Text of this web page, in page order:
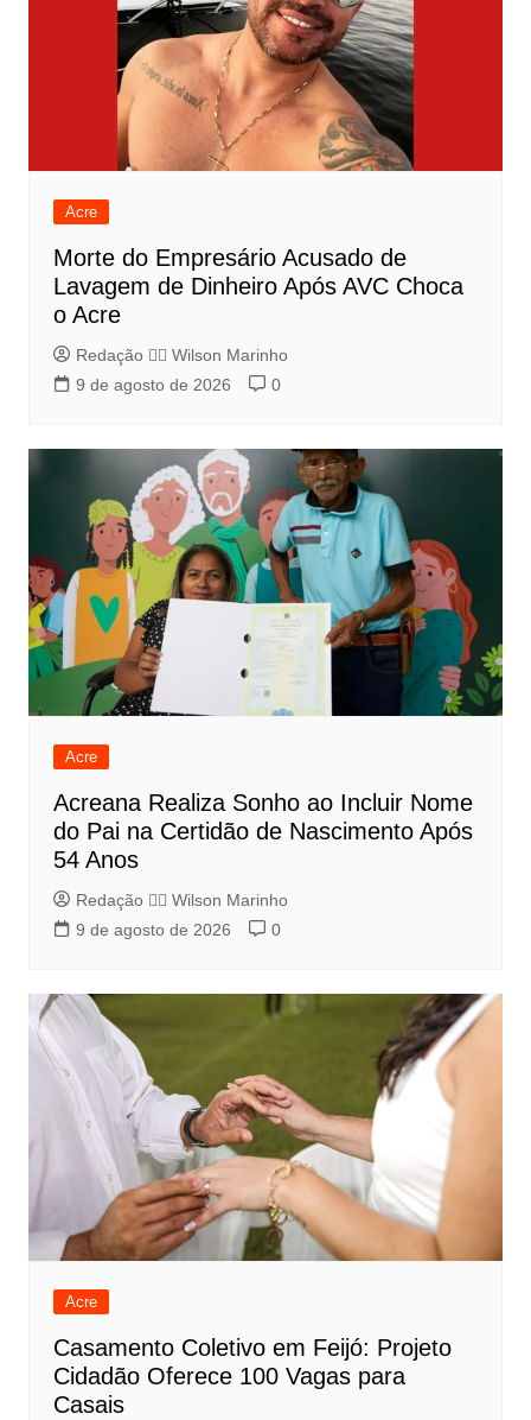
Acre
Morte do Empresário Acusado de
Lavagem de Dinheiro Após AVC Choca
o Acre
Redação 👨‍⚖️​ Wilson Marinho
9 de agosto de 2026
0
Acre
Acreana Realiza Sonho ao Incluir Nome
do Pai na Certidão de Nascimento Após
54 Anos
Redação 👨‍⚖️​ Wilson Marinho
9 de agosto de 2026
0
Acre
Casamento Coletivo em Feijó: Projeto
Cidadão Oferece 100 Vagas para
Casais